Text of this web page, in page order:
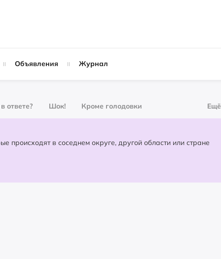
Объявления Журнал
ответе? Шок! Кроме голодовки Ещё
События, которые происходят в соседнем округе, другой области или стране